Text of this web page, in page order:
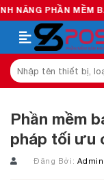
Skip
to
content
MỀM BÁN
Tìm
kiếm:
Phần mềm
pháp tối ưu
Đăng Bởi: